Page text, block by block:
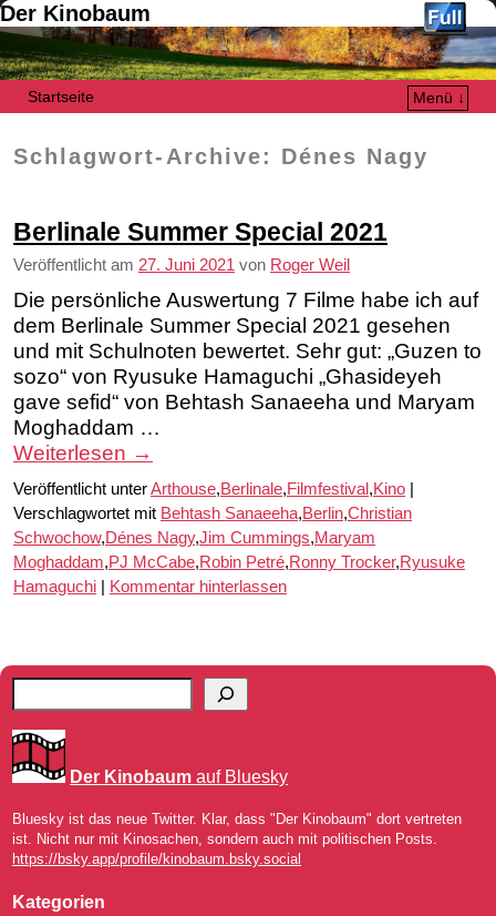
Der Kinobaum
Startseite
Menü ↓
Schlagwort-Archive: Dénes Nagy
Berlinale Summer Special 2021
Veröffentlicht am 27. Juni 2021 von Roger Weil
Die persönliche Auswertung 7 Filme habe ich auf
dem Berlinale Summer Special 2021 gesehen
und mit Schulnoten bewertet. Sehr gut: „Guzen to
sozo“ von Ryusuke Hamaguchi „Ghasideyeh
gave sefid“ von Behtash Sanaeeha und Maryam
Moghaddam …
Weiterlesen →
Veröffentlicht unterArthouse,Berlinale,Filmfestival ,Kino
Verschlagwortet mit Behtash Sanaeeha,Berlin,Christian
Schwochow,Dénes Nagy,Jim Cummings,Maryam
Moghaddam,PJ McCabe,Robin Petré,Ronny Trocker,Ryusuke
Hamaguchi
Kommentar hinterlassen
Der Kinobaum auf Bluesky
Bluesky ist das neue Twitter. Klar, dass "Der Kinobaum" dort vertreten
ist. Nicht nur mit Kinosachen, sondern auch mit politischen Posts.
https://bsky.app/profile/kinobaum.bsky.social
Kategorien